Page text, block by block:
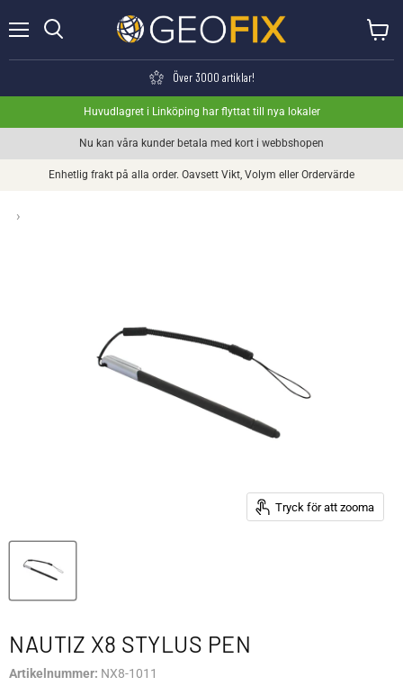
Över 3000 artiklar!
Huvudlagret i Linköping har flyttat till nya lokaler
Nu kan våra kunder betala med kort i webbshopen
Enhetlig frakt på alla order. Oavsett Vikt, Volym eller Ordervärde
›
Tryck för att zooma
NAUTIZ X8 STYLUS PEN
Artikelnummer: NX8-1011